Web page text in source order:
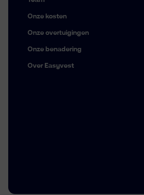
Onze kosten
Onze overtuigingen
Onze benadering
Over Easyvest